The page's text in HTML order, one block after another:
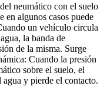
neumático con el suelo
en algunos casos puede
un vehículo circula
la banda de
de la misma. Surge
Cuando la presión
sobre el suelo, el
y pierde el contacto.